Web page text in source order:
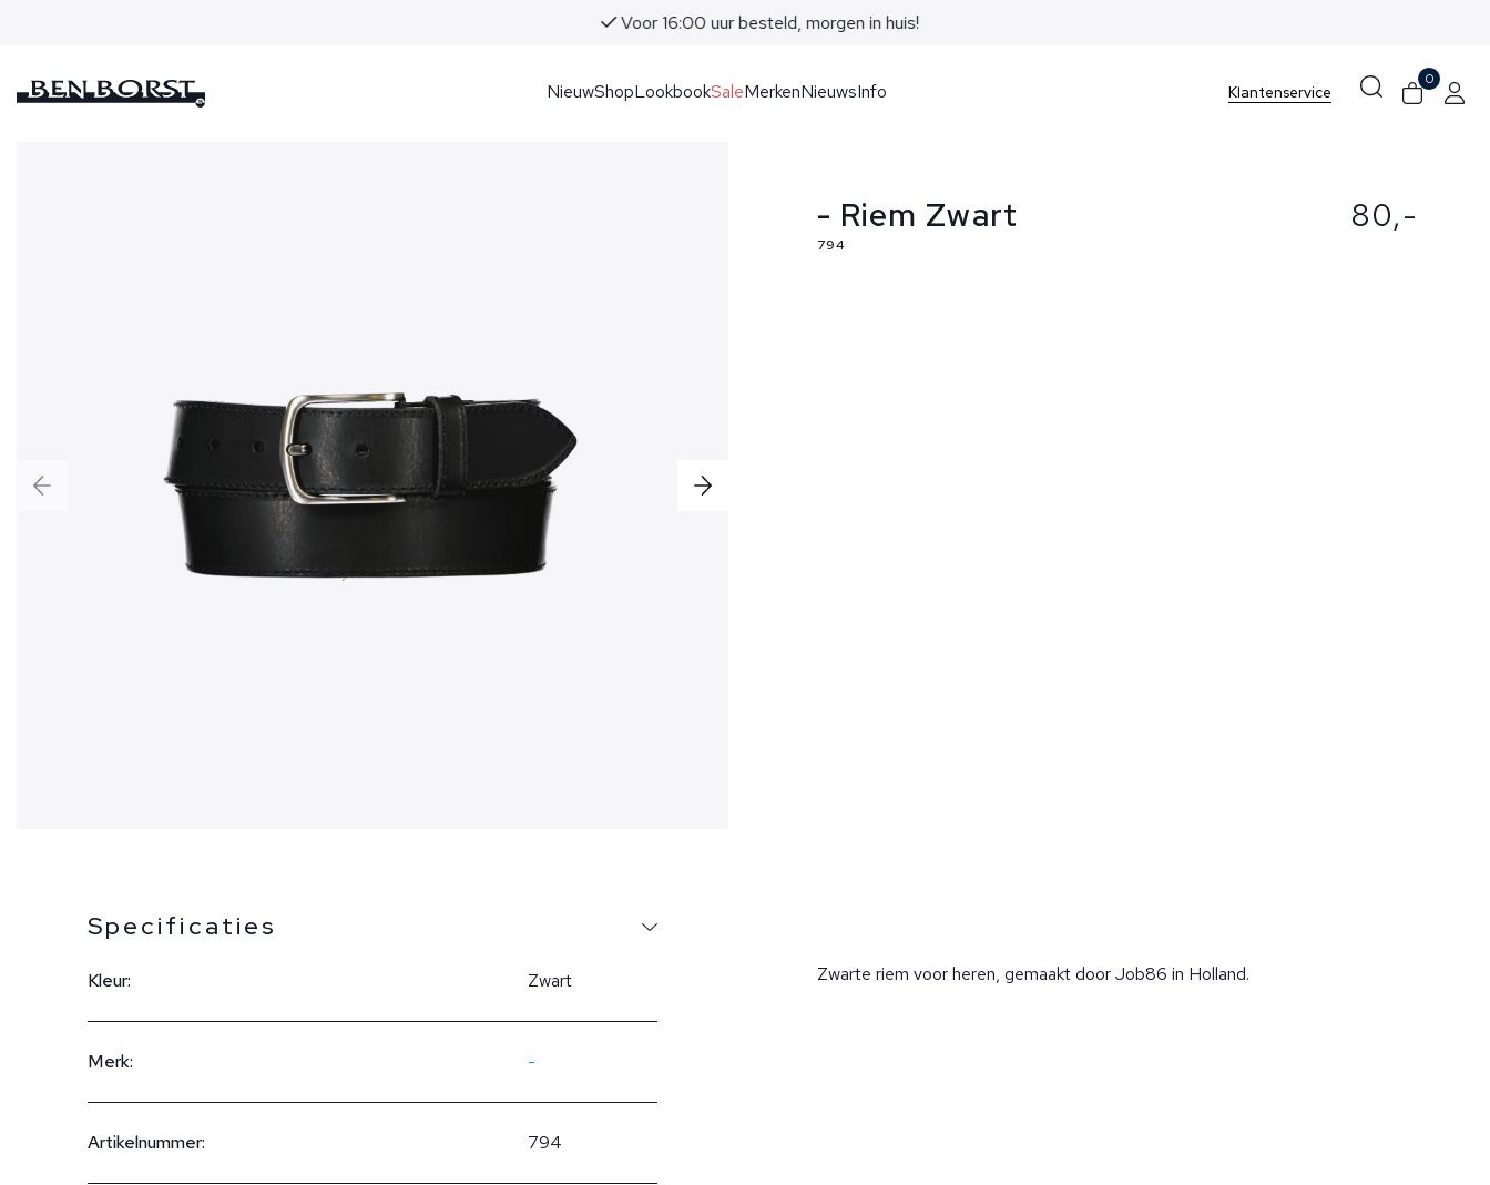
Voor 16:00 uur besteld, morgen in huis!
NieuwShopLookbookSaleMerkenNieuwsInfo Klantenservice
0
Specificaties
Kleur: Zwart
Merk: -
Artikelnummer: 794
- Riem Zwart
794
Zwarte riem voor heren, gemaakt door Job86 in Holland.
80,-